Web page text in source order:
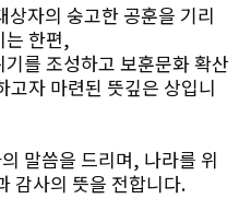
상자의 숭고한 공훈을 기리
는 한편,
를 조성하고 보훈문화 확산
고자 마련된 뜻깊은 상입니
말씀을 드리며, 나라를 위
감사의 뜻을 전합니다.